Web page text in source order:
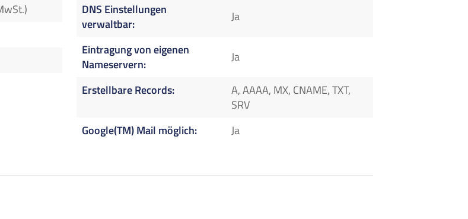
DNS Einstellungen
verwaltbar
Ja
Eintragung von eigenen
Nameservern
Ja
Erstellbare Records
A, AAAA, MX, CNAME, TXT,
SRV
Google(TM) Mail möglich
Ja